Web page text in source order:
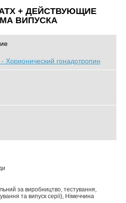
+ ДЕЙСТВУЮЩИЕ
ВИПУСКА
Хорионический гонадотропин
за виробництво, тестування,
та випуск серії), Німеччина